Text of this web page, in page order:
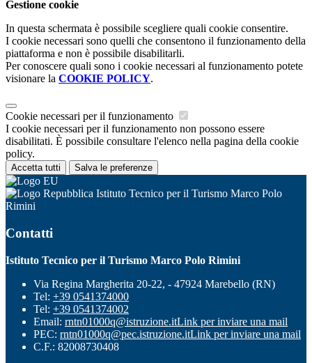
Gestione cookie
In questa schermata è possibile scegliere quali cookie consentire.
I cookie necessari sono quelli che consentono il funzionamento della
piattaforma e non è possibile disabilitarli.
Per conoscere quali sono i cookie necessari al funzionamento potete
visionare la COOKIE POLICY.
Cookie necessari per il funzionamento
I cookie necessari per il funzionamento non possono essere
disabilitati. È possibile consultare l'elenco nella pagina della cookie
policy.
Accetta tutti Salva le preferenze
Istituto Tecnico per il Turismo Marco Polo
Rimini
Contatti
Istituto Tecnico per il Turismo Marco Polo Rimini
Via Regina Margherita 20-22, - 47924 Marebello (RN)
Tel: +39 0541374000
Tel: +39 0541374002
Email: rntn01000q@istruzione.itLink per inviare una mail
PEC: rntn01000q@pec.istruzione.itLink per inviare una mail
C.F.: 82008730408